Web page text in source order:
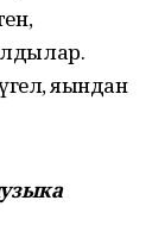
яҡындан